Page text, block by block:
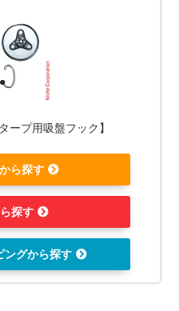
ープ用吸盤フック】
ら探す
探す
ングから探す